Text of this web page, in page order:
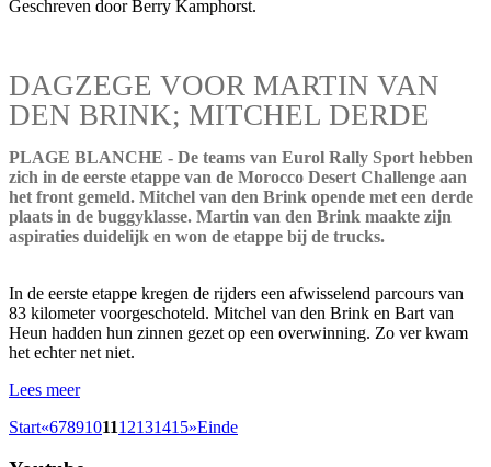
Geschreven door Berry Kamphorst.
DAGZEGE VOOR MARTIN VAN
DEN BRINK; MITCHEL DERDE
PLAGE BLANCHE - De teams van Eurol Rally Sport hebben
zich in de eerste etappe van de Morocco Desert Challenge aan
het front gemeld. Mitchel van den Brink opende met een derde
plaats in de buggyklasse. Martin van den Brink maakte zijn
aspiraties duidelijk en won de etappe bij de trucks.
In de eerste etappe kregen de rijders een afwisselend parcours van
83 kilometer voorgeschoteld. Mitchel van den Brink en Bart van
Heun hadden hun zinnen gezet op een overwinning. Zo ver kwam
het echter net niet.
Lees meer
Start«6789101112131415»Einde